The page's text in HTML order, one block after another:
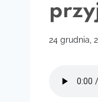
24 grudnia,